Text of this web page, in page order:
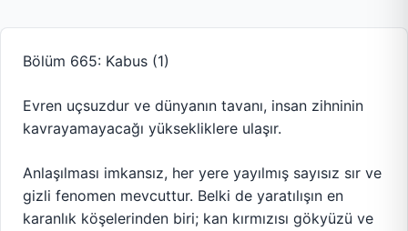
Bölüm 665: Kabus (1)
Evren uçsuzdur ve dünyanın tavanı, insan zihninin
kavrayamayacağı yüksekliklere ulaşır.
Anlaşılması imkansız, her yere yayılmış sayısız sır ve
gizli fenomen mevcuttur. Belki de yaratılışın en
karanlık köşelerinden biri; kan kırmızısı gökyüzü ve